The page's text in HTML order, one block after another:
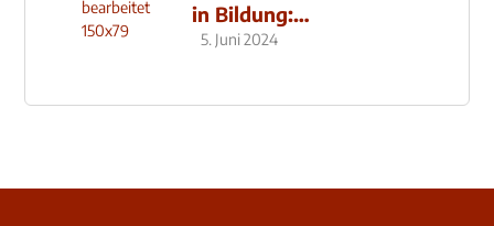
in Bildung:
Schulzentrum-Neubau
5. Juni 2024